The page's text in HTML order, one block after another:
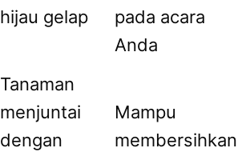
hijau gelap
pada acara
Anda
Tanaman
menjuntai
dengan
Mampu
membersihkan